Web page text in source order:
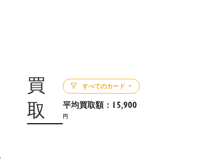
買
取
すべてのカード
平均買取額： 15,900
円